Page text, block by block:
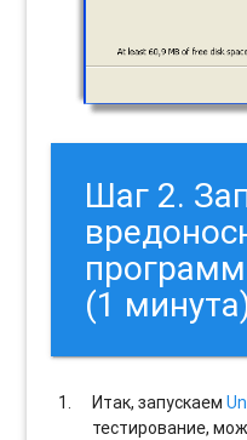
Шаг 2.
(1
Итак, запускаем
тестирование,